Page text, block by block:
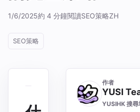
1/6/2025約 4 分鐘閱讀SEO策略ZH
SEO策略
作者
YUSI
YUSIHK 搜尋